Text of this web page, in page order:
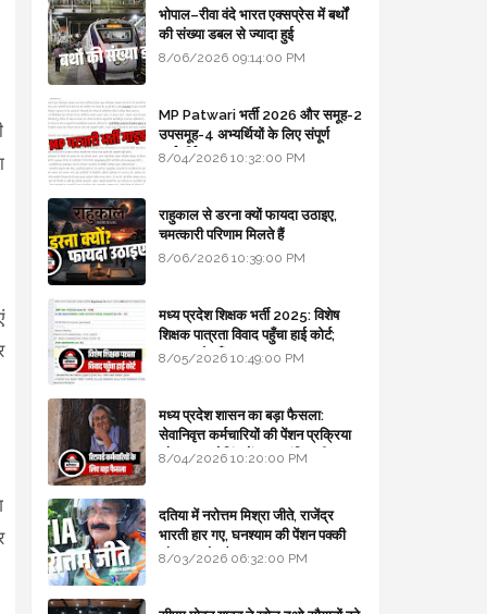
भोपाल–रीवा वंदे भारत एक्सप्रेस में बर्थों
की संख्या डबल से ज्यादा हुई
8/06/2026 09:14:00 PM
MP Patwari भर्ती 2026 और समूह-2
उपसमूह-4 अभ्यर्थियों के लिए संपूर्ण
मार्गदर्शिका
8/04/2026 10:32:00 PM
राहुकाल से डरना क्यों फायदा उठाइए,
चमत्कारी परिणाम मिलते हैं
8/06/2026 10:39:00 PM
मध्य प्रदेश शिक्षक भर्ती 2025: विशेष
शिक्षक पात्रता विवाद पहुँचा हाई कोर्ट;
सरकार से माँगा जवाब
8/05/2026 10:49:00 PM
मध्य प्रदेश शासन का बड़ा फैसला:
सेवानिवृत्त कर्मचारियों की पेंशन प्रक्रिया
और बजट कोडिंग में हुए क्रांतिकारी
8/04/2026 10:20:00 PM
दतिया में नरोत्तम मिश्रा जीते, राजेंद्र
भारती हार गए, घनश्याम की पेंशन पक्की
और आशुतोष बैक टू...
8/03/2026 06:32:00 PM